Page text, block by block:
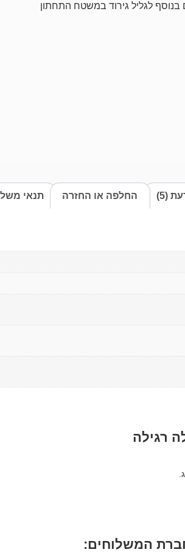
בנוסף לגליל גירוד במשטח התחתון
תנאי (5) החלפה או החזרה
המשלוחים: